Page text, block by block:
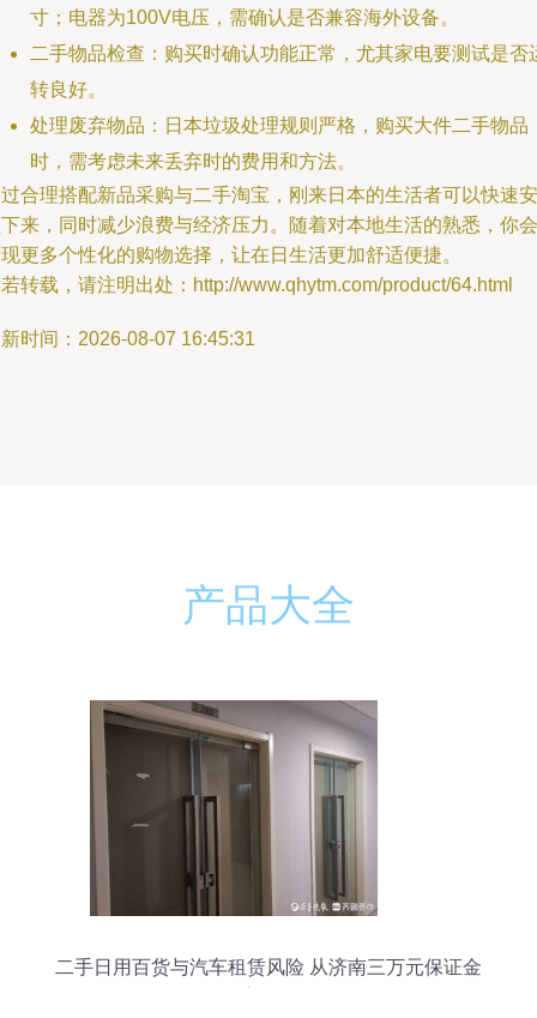
寸；电器为100V电压，需确认是否兼容海外设备。
二手物品检查：购买时确认功能正常，尤其家电要测试是否
转良好。
处理废弃物品：日本垃圾处理规则严格，购买大件二手物品
时，需考虑未来丢弃时的费用和方法。
合理搭配新品采购与二手淘宝，刚来日本的生活者可以快速安
来，同时减少浪费与经济压力。随着对本地生活的熟悉，你会
更多个性化的购物选择，让在日生活更加舒适便捷。
转载，请注明出处：http://www.qhytm.com/product/64.html
时间：2026-08-07 16:45:31
产品大全
二手日用百货与汽车租赁风险 从济南三万元保证金